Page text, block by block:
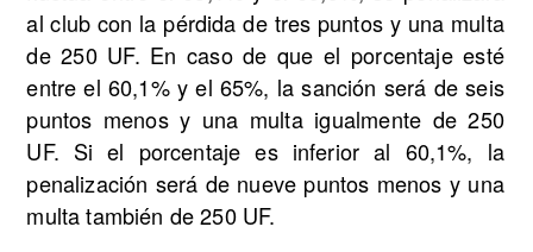
al club con la pérdida de tres puntos y una multa
de 250 UF. En caso de que el porcentaje esté
entre el 60,1% y el 65%, la sanción será de seis
puntos menos y una multa igualmente de 250
UF. Si el porcentaje es inferior al 60,1%, la
penalización será de nueve puntos menos y una
multa también de 250 UF.